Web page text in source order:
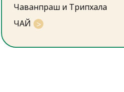
Чаванпраш и Трипхала
ЧАЙ